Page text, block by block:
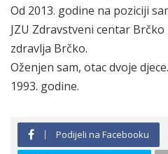
Od 2013. godine na poziciji
JZU Zdravstveni centar
zdravlja Brčko.
Oženjen sam, otac dvoje
1993. godine.
Podijeli na Facebooku